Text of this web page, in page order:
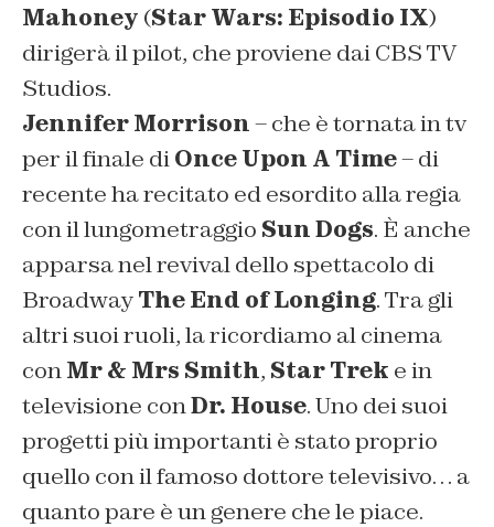
Mahoney (Star Wars: Episodio IX)
dirigerà il pilot, che proviene dai CBS TV
Studios.
Jennifer Morrison– che è tornata in tv
per il finale diOnce Upon A Time– di
recente ha recitato ed esordito alla regia
con il lungometraggio Sun Dogs. È anche
apparsa nel revival dello spettacolo di
BroadwayThe End of Longing. Tra gli
altri suoi ruoli, la ricordiamo al cinema
conMr & Mrs Smith, Star Trek e in
televisione conDr. House. Uno dei suoi
progetti più importanti è stato proprio
quello con il famoso dottore televisivo… a
quanto pare è un genere che le piace.